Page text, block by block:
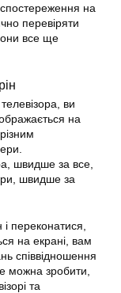
на
перевіряти
все ще
ви
на
швидше за все,
швидше за
переконатися,
на екрані, вам
співвідношення
можна зробити,
та